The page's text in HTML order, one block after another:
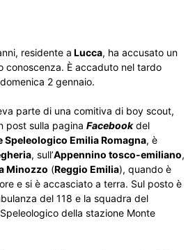
residente a Lucca, ha accusato un
conoscenza. È accaduto nel tardo
2 gennaio.
parte di una comitiva di boy scout,
post sulla pagina Facebookdel
Speleologico Emilia Romagna, è
, sull’Appennino tosco-emiliano,
Minozzo (Reggio Emilia), quando è
e si è accasciato a terra. Sul posto è
del 118 e la squadra del
della stazione Monte